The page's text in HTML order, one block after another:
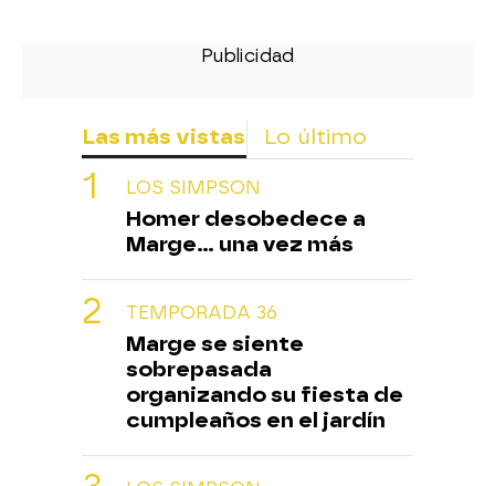
Las más vistas Lo último
LOS SIMPSON
Homer desobedece a
Marge... una vez más
TEMPORADA 36
Marge se siente
sobrepasada
organizando su fiesta de
cumpleaños en el jardín